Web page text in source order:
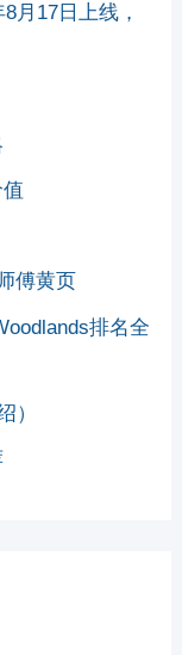
月17日上线，
傅黄页
排名全
）